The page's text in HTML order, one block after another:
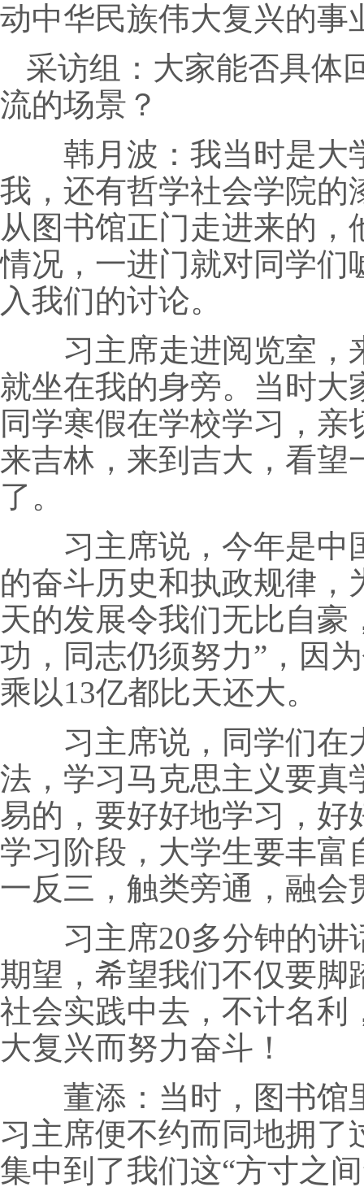
动中华民族伟大复兴的事
采访组：大家能否具体
流的场景？
韩月波：我当时是大
我，还有哲学社会学院的
从图书馆正门走进来的
情况，一进门就对同学们
入我们的讨论。
习主席走进阅览室，
就坐在我的身旁。当时大
同学寒假在学校学习，
来吉林，来到吉大，看望
了。
习主席说，今年是中
的奋斗历史和执政规律
天的发展令我们无比自豪
功，同志仍须努力”，因
乘以13亿都比天还大。
习主席说，同学们在
法，学习马克思主义要真
易的，要好好地学习，好
学习阶段，大学生要丰富
一反三，触类旁通，融会
习主席20多分钟的讲
期望，希望我们不仅要脚
社会实践中去，不计名利
大复兴而努力奋斗！
董添：当时，图书馆
习主席便不约而同地拥
集中到了我们这“方寸之